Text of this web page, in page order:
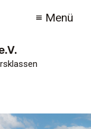
≡ Menü